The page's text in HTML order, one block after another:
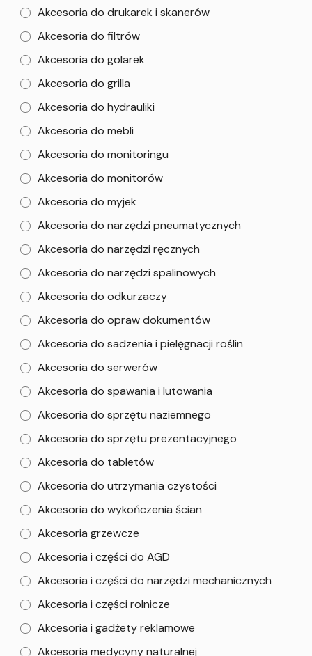
Akcesoria do drukarek i skanerów
Akcesoria do filtrów
Akcesoria do golarek
Akcesoria do grilla
Akcesoria do hydrauliki
Akcesoria do mebli
Akcesoria do monitoringu
Akcesoria do monitorów
Akcesoria do myjek
Akcesoria do narzędzi pneumatycznych
Akcesoria do narzędzi ręcznych
Akcesoria do narzędzi spalinowych
Akcesoria do odkurzaczy
Akcesoria do opraw dokumentów
Akcesoria do sadzenia i pielęgnacji roślin
Akcesoria do serwerów
Akcesoria do spawania i lutowania
Akcesoria do sprzętu naziemnego
Akcesoria do sprzętu prezentacyjnego
Akcesoria do tabletów
Akcesoria do utrzymania czystości
Akcesoria do wykończenia ścian
Akcesoria grzewcze
Akcesoria i części do AGD
Akcesoria i części do narzędzi mechanicznych
Akcesoria i części rolnicze
Akcesoria i gadżety reklamowe
Akcesoria medycyny naturalnej